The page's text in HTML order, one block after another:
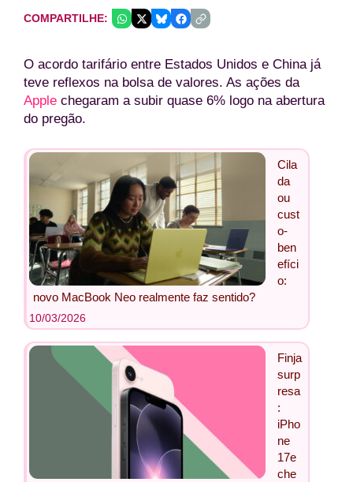
COMPARTILHE:
O acordo tarifário entre Estados Unidos e China já
teve reflexos na bolsa de valores. As ações da
Apple chegaram a subir quase 6% logo na abertura
do pregão.
Cila
da
ou
cust
o-
ben
efíci
o:
novo MacBook Neo realmente faz sentido?
10/03/2026
Finja
surp
resa
:
iPho
ne
17e
che